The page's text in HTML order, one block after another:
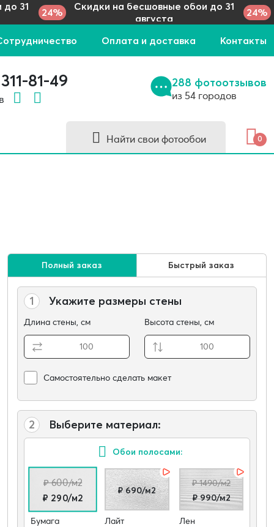
31
24%
Скидки на бесшовные обои до 31
августа
24%
Оплата и доставка Контакты
81-49 288 фотоотзывов
из 54 городов
Найти свои фотообои 0
Полный заказ Быстрый заказ
1 Укажите размеры стены
Длина стены, см Высота стены, см
Самостоятельно сделать макет
2 Выберите материал:
Обои полосами:
₽ 600/м2
₽ 290/м2
Бумага
₽ 690/м2
Лайт
₽ 1490/м2
₽ 990/м2
Лен